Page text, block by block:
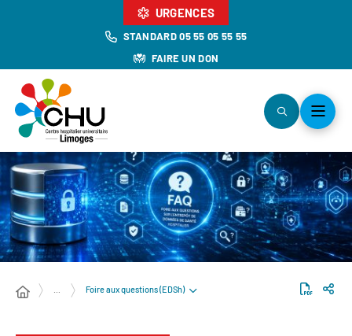
STANDARD 05 55 05 55 55
FAIRE UN DON
URGENCES
… Foire aux questions (EDSh)